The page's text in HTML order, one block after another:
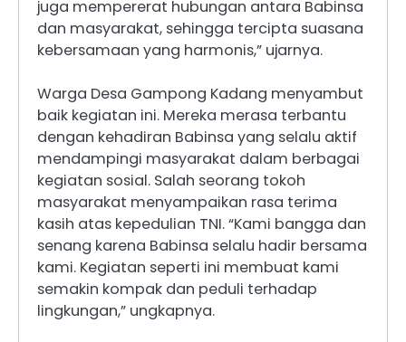
juga mempererat hubungan antara Babinsa
dan masyarakat, sehingga tercipta suasana
kebersamaan yang harmonis,” ujarnya.
Warga Desa Gampong Kadang menyambut
baik kegiatan ini. Mereka merasa terbantu
dengan kehadiran Babinsa yang selalu aktif
mendampingi masyarakat dalam berbagai
kegiatan sosial. Salah seorang tokoh
masyarakat menyampaikan rasa terima
kasih atas kepedulian TNI. “Kami bangga dan
senang karena Babinsa selalu hadir bersama
kami. Kegiatan seperti ini membuat kami
semakin kompak dan peduli terhadap
lingkungan,” ungkapnya.